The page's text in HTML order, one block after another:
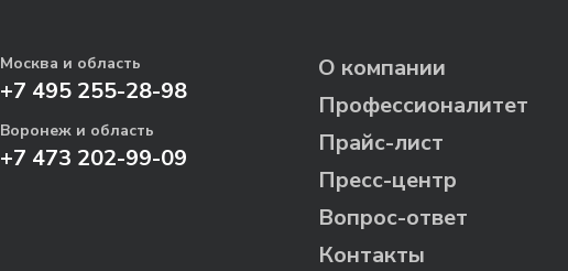
Москва и область
+7 495 255-28-98
Воронеж и область
+7 473 202-99-09
О компании
Профессионалитет
Прайс-лист
Пресс-центр
Вопрос-ответ
Контакты